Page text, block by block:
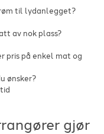
til lydanlegget?
av nok plass?
pris på enkel mat og
ønsker?
gjør